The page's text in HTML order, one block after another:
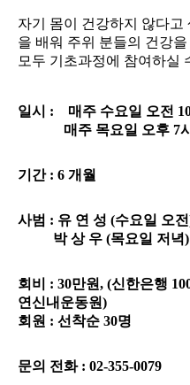
자기 몸이 건강하지 않다고
을 배워 주위 분들의 건강
모두 기초과정에 참여하실
일시 : 매주 수요일 오전
매주 목요일 오후 7
기간 : 6 개월
사범 : 유 연 성 (수요일 오
박 상 우 (목요일 저녁)
회비 : 30만원, (신한은행
연신내운동원)
회원 : 선착순 30명
문의 전화 : 02-355-0079